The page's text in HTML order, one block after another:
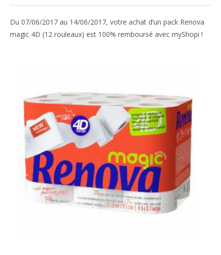
Du 07/06/2017 au 14/06/2017, votre achat d’un pack Renova
magic 4D (12 rouleaux) est 100% remboursé avec myShopi !